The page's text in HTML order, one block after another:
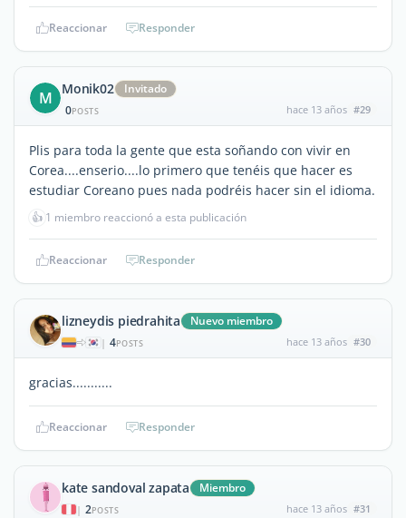
Reaccionar Responder
M Monik02
Invitado
0POSTS hace 13 años #29
Plis para toda la gente que esta soñando con vivir en
Corea....enserio....lo primero que tenéis que hacer es
estudiar Coreano pues nada podréis hacer sin el idioma.
👍 1 miembro reaccionó a esta publicación
Reaccionar Responder
lizneydis piedrahita Nuevo miembro
| 4POSTS hace 13 años #30
gracias...........
Reaccionar Responder
kate sandoval zapata Miembro
| 2POSTS hace 13 años #31